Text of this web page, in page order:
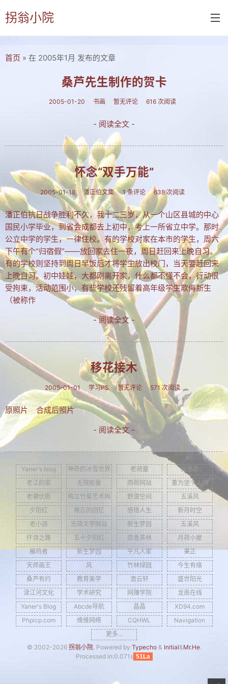
拐翁小院
首页
诗书画
诗词
书画
摄影
付佑平诗集
拐翁诗集
张铁民诗集
文集楹联
文集
楹联
潘正伯文集
拐翁文集
月荷文集
冰雪文集
谢炳城文集
牟艳芬文集
心语文集
家家文集
建站相关
建站历程
学习PS
电脑旧事
拐翁与媒体
吉林大地
自然风光
人文景观
长白神韵
协会动态
首页 » 在 2005年1月 发布的文章
桑芦先生制作的贺卡
2005-01-20 书画 暂无评论 616 次阅读
- 阅读全文 -
怀念“双手万能”
2005-01-18 潘正伯文集 1 条评论 638 次阅读
潘正伯抗日战争胜利不久，我十二三岁，从一个山区县城的中心
国民小学毕业，到省会成都去上初中，考上一所省立中学。那时
公立中学的学生，一律住校。有的学校对家在本市的学生，周六
下午有个“归宿假”——放回家去住一夜，周日赶回来上晚自习。
有的学校则坚持到周日早饭后才将学生放出校门，当天要赶回来
上晚自习。初中娃娃，大都刚离开家，什么都不懂不会，行动很
受拘束，活动范围小，有些学校还残留着高年级学生欺侮新生
（被称作
- 阅读全文 -
移花接木
2005-01-01 学习PS 暂无评论 571 次阅读
原照片 合成后照片
- 阅读全文 -
Yaner's blog 神奇的冰雪世界 老顽童
润墨斋
老江的家
无限能量 雨荷网站
董为坚个人网
老骥伏枥
梅兰竹菊艺术网 野渡空间
五溪风
夕阳红
难忘的回忆 感悟人生
新月时空
老小孩
志琦文学网站 新生梦园
五溪风
仟诗之路
五十夕阳红 茴香茶林
月荷小屋
雁鸣者
新生梦园 平凡人家
秉正
天师画王
风 竹林绿园
今生有缘
桑芦有约
教育美学 澹云轩
盛世阳光
渌江河文化
学术研究 网赚学院
龙南在线
Yaner's Blog
Abcde导航 晶晶
XD94.com
Phpicp.com
维维网络 CQHWL
Navigation
更多...
© 2002-2026 拐翁小院. Powered by Typecho& Initial&Mr.He.
Processed in:0.071s 51La